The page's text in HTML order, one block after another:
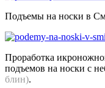
Подъемы на носки в
Проработка
подъемов на носки с
блин).